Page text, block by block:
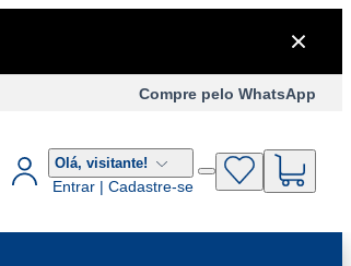
Compre pelo WhatsApp
Olá, visitante!
Entrar | Cadastre-se